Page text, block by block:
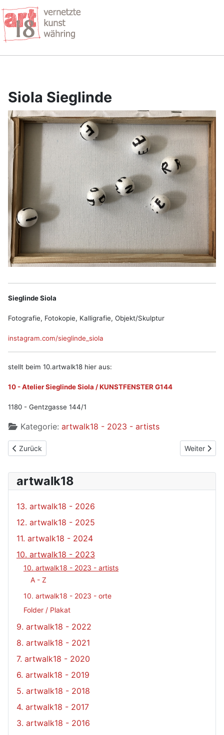
Siola Sieglinde
Sieglinde Siola
Fotografie, Fotokopie, Kalligrafie, Objekt/Skulptur
instagram.com/sieglinde_siola
stellt beim 10.artwalk18 hier aus:
10 - Atelier Sieglinde Siola / KUNSTFENSTER G144
1180 - Gentzgasse 144/1
Kategorie: artwalk18 - 2023 - artists
Vorheriger Beitrag: Ois Stephan
Zurück Nächster
Weiter
artwalk18
13. artwalk18 - 2026
12. artwalk18 - 2025
11. artwalk18 - 2024
10. artwalk18 - 2023
10. artwalk18 - 2023 - artists
A - Z
10. artwalk18 - 2023 - orte
Folder / Plakat
9. artwalk18 - 2022
8. artwalk18 - 2021
7. artwalk18 - 2020
6. artwalk18 - 2019
5. artwalk18 - 2018
4. artwalk18 - 2017
3. artwalk18 - 2016